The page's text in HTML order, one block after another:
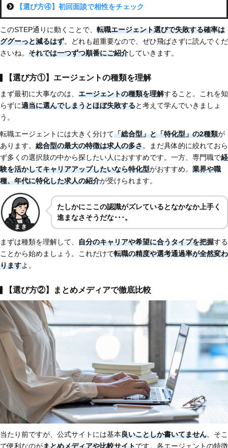
【選び方④】初回面談で相性をチェック
このSTEP通りに動くことで、 転職エージェント選びで失敗する確率は
ググーっと減るはず。どれも超重要なので、ぜひ飛ばさずに読んでくだ
さいね。 それでは一つずつ順番にご紹介していきます。
【選び方①】エージェントの種類を理解
まず最初に大事なのは、 エージェントの種類を理解すること。これを知
らずに適当に選んでしまうとほぼ失敗すると考えて学んでいきましょ
う。
転職エージェントには大きく分けて「総合型」と「特化型」の2種類が
あります。 総合型の最大の特徴は求人の多さ。まだ具体的に絞れておら
ず多くの選択肢の中から探したい人におすすめです。一方、専門職で経
験を活かしてキャリアアップしたいなら特化型がおすすめ。 業界や職
種、年代に特化した求人の紹介が受けられます。
たしかにここの認識がズレているとなかなか上手く
進まなさそうだな･･･。
まずは種類を理解して、 自分のキャリアや希望に合うタイプを把握する
ことから始めましょう。これだけで転職の精度や選考通過率が全然変わ
りますよ。
【選び方②】まとめメディアで徹底比較
当たり前ですが、公式サイトには基本良いことしか書いてません。そこ
で便利なのがまとめメディアや比較サイトです。各エージェントの特徴